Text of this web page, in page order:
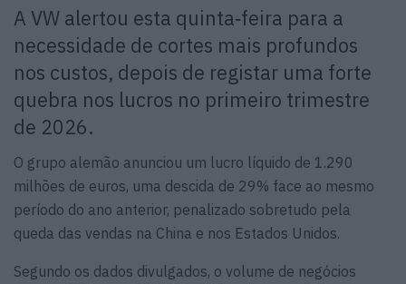
A VW alertou esta quinta‑feira para a
necessidade de cortes mais profundos
nos custos, depois de registar uma forte
quebra nos lucros no primeiro trimestre
de 2026.
O grupo alemão anunciou um lucro líquido de 1.290
milhões de euros, uma descida de 29% face ao mesmo
período do ano anterior, penalizado sobretudo pela
queda das vendas na China e nos Estados Unidos.
Segundo os dados divulgados, o volume de negócios